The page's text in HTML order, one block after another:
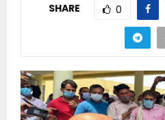
SHARE 0